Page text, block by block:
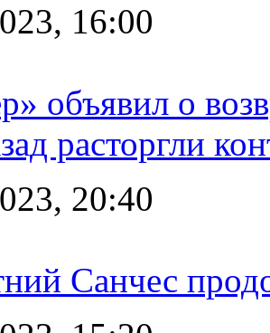
16:00
объявил о
расторгли
20:40
Санчес